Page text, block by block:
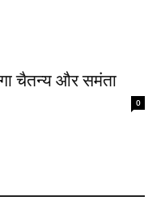
चैतन्य और समंता
0